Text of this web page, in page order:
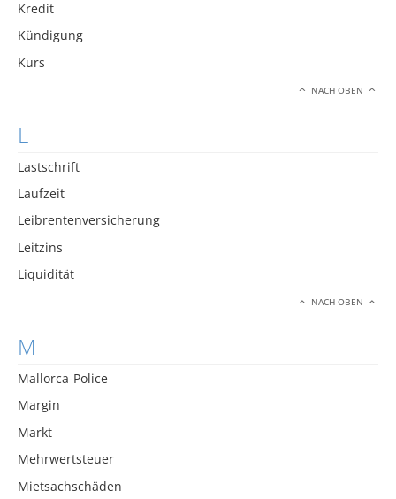
Kredit
Kündigung
Kurs
NACH OBEN
L
Lastschrift
Laufzeit
Leibrentenversicherung
Leitzins
Liquidität
NACH OBEN
M
Mallorca-Police
Margin
Markt
Mehrwertsteuer
Mietsachschäden